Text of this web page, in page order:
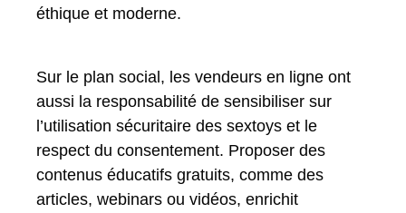
éthique et moderne.
Sur le plan social, les vendeurs en ligne ont
aussi la responsabilité de sensibiliser sur
l’utilisation sécuritaire des sextoys et le
respect du consentement. Proposer des
contenus éducatifs gratuits, comme des
articles, webinars ou vidéos, enrichit